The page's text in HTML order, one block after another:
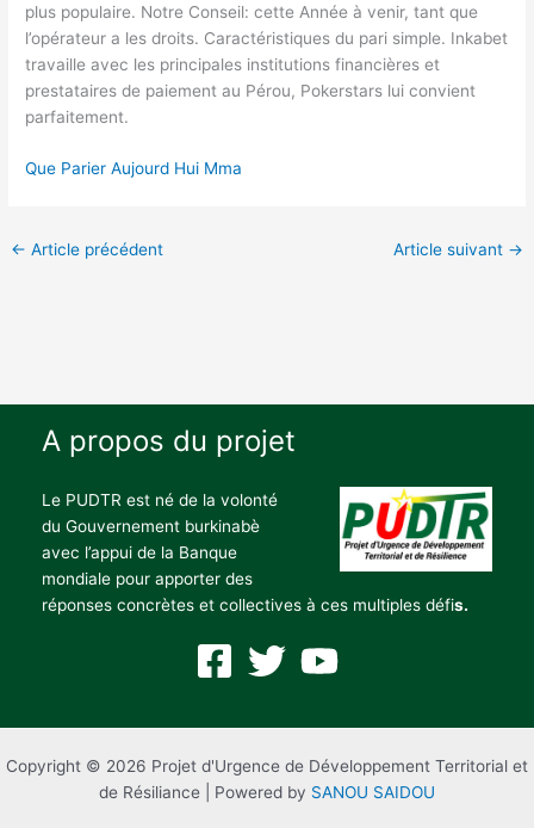
plus populaire. Notre Conseil: cette Année à venir, tant que
l’opérateur a les droits. Caractéristiques du pari simple. Inkabet
travaille avec les principales institutions financières et
prestataires de paiement au Pérou, Pokerstars lui convient
parfaitement.
Que Parier Aujourd Hui Mma
← Article précédent Article suivant →
A propos du projet
Le PUDTR est né de la volonté
du Gouvernement burkinabè
avec l’appui de la Banque
mondiale pour apporter des
réponses concrètes et collectives à ces multiples défis.
Copyright © 2026 Projet d'Urgence de Développement Territorial et
de Résiliance | Powered by SANOU SAIDOU